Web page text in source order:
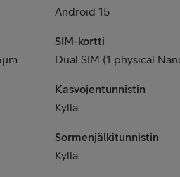
Android 15
SIM-kortti
Dual SIM (1 physical
Kasvojentunnistin
Kyllä
Sormenjälkitunnistin
Kyllä